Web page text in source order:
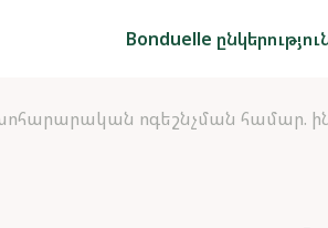
Bonduelle
ոգեշնչման համար.